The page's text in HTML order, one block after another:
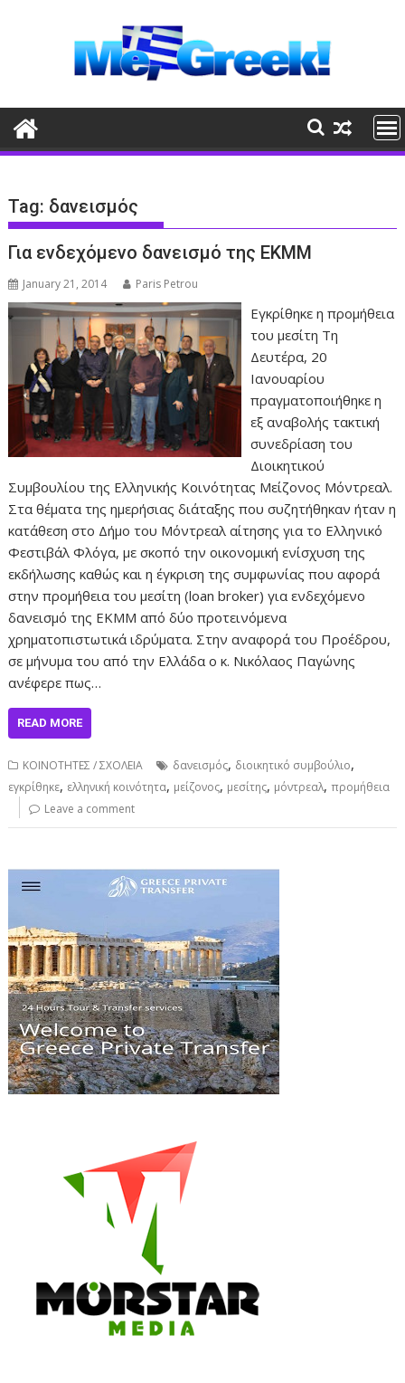
Tag: δανεισμός
Για ενδεχόμενο δανεισμό της ΕΚΜΜ
January 21, 2014 Paris Petrou
Εγκρίθηκε η προμήθεια
του μεσίτη Τη
Δευτέρα, 20
Ιανουαρίου
πραγματοποιήθηκε η
εξ αναβολής τακτική
συνεδρίαση του
Διοικητικού
Συμβουλίου της Ελληνικής Κοινότητας Μείζονος Μόντρεαλ.
Στα θέματα της ημερήσιας διάταξης που συζητήθηκαν ήταν η
κατάθεση στο Δήμο του Μόντρεαλ αίτησης για το Ελληνικό
Φεστιβάλ Φλόγα, με σκοπό την οικονομική ενίσχυση της
εκδήλωσης καθώς και η έγκριση της συμφωνίας που αφορά
στην προμήθεια του μεσίτη (loan broker) για ενδεχόμενο
δανεισμό της ΕΚΜΜ από δύο προτεινόμενα
χρηματοπιστωτικά ιδρύματα. Στην αναφορά του Προέδρου,
σε μήνυμα του από την Ελλάδα ο κ. Νικόλαος Παγώνης
ανέφερε πως…
READ MORE
ΚΟΙΝΟΤΗΤΕΣ / ΣΧΟΛΕΙΑ δανεισμός, διοικητικό συμβούλιο,
εγκρίθηκε, ελληνική κοινότητα, μείζονος, μεσίτης, μόντρεαλ,προμήθεια
Leave a comment